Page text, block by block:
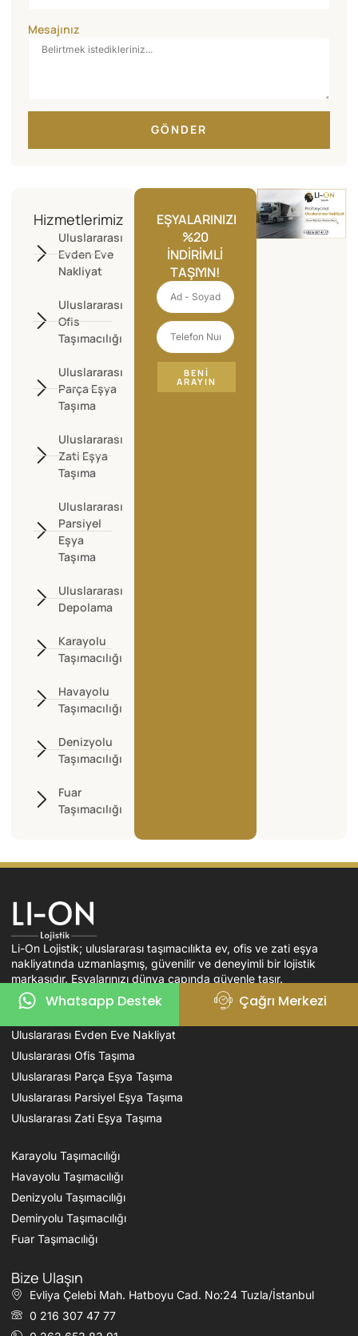
Mesajınız
GÖNDER
Hizmetlerimiz
Uluslararası
Evden Eve
Nakliyat
Uluslararası
Ofis
Taşımacılığı
Uluslararası
Parça Eşya
Taşıma
Uluslararası
Zati Eşya
Taşıma
Uluslararası
Parsiyel
Eşya
Taşıma
Uluslararası
Depolama
Karayolu
Taşımacılığı
Havayolu
Taşımacılığı
Denizyolu
Taşımacılığı
Fuar
Taşımacılığı
EŞYALARINIZI
%20
İNDIRIMLI
TAŞIYIN!
BENI
ARAYIN
Li-On Lojistik; uluslararası taşımacılıkta ev, ofis ve zati eşya
nakliyatında uzmanlaşmış, güvenilir ve deneyimli bir lojistik
markasıdır. Eşyalarınızı dünya çapında güvenle taşır.
Uluslararası Evden Eve Nakliyat
Uluslararası Ofis Taşıma
Uluslararası Parça Eşya Taşıma
Uluslararası Parsiyel Eşya Taşıma
Uluslararası Zati Eşya Taşıma
Karayolu Taşımacılığı
Havayolu Taşımacılığı
Denizyolu Taşımacılığı
Demiryolu Taşımacılığı
Fuar Taşımacılığı
Bize Ulaşın
Evliya Çelebi Mah. Hatboyu Cad. No:24 Tuzla/İstanbul
0 216 307 47 77
Whatsapp Destek Çağrı Merkezi